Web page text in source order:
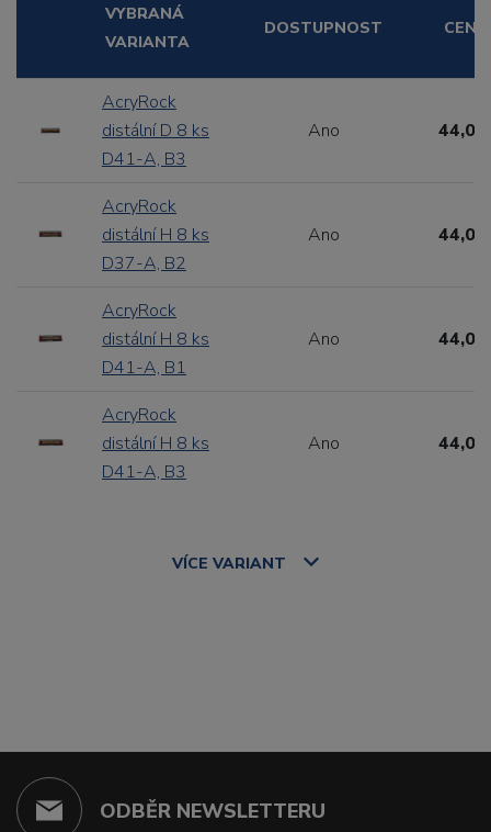
VYBRANÁ
VARIANTA
DOSTUPNOST CENA
AcryRock
distální D 8 ks
D41-A, B3
Ano 44,00
AcryRock
distální H 8 ks
D37-A, B2
Ano 44,00
AcryRock
distální H 8 ks
D41-A, B1
Ano 44,00
AcryRock
distální H 8 ks
D41-A, B3
Ano 44,00
VÍCE VARIANT
ODBĚR NEWSLETTERU